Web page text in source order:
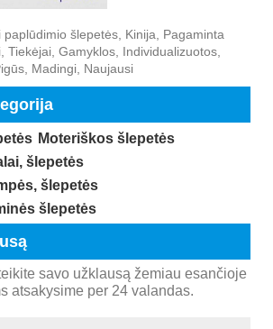
paplūdimio šlepetės, Kinija, Pagaminta
Tiekėjai, Gamyklos, Individualizuotos,
Madingi, Naujausi
Moteriškos šlepetės
šlepetės
šlepetės
šlepetės
savo užklausą žemiau esančioje
atsakysime per 24 valandas.